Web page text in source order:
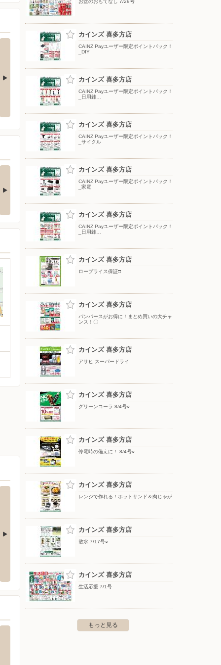
夏のひんやり寝具 ポップアップテント
の酒類合同キャンペ
の酒類合同キャンペーン
催中！ 抽選で最大…
本店
町北町大字藤室字道下84-
下158
お盆のおもてなし 7/29号
カインズ 喜多方店
CAINZ Payユーザー限定ポイントバック！
_DIY
カインズ 喜多方店
CAINZ Payユーザー限定ポイントバック！
_日用雑…
カインズ 喜多方店
CAINZ Payユーザー限定ポイントバック！
_サイクル
カインズ 喜多方店
CAINZ Payユーザー限定ポイントバック！
_家電
カインズ 喜多方店
CAINZ Payユーザー限定ポイントバック！
_日用雑…
カインズ 喜多方店
ロープライス保証□
カインズ 喜多方店
パンパースがお得に！まとめ買いの大チャ
ンス！〇
カインズ 喜多方店
アサヒ スーパードライ
カインズ 喜多方店
グリーンコーラ 8/4号○
カインズ 喜多方店
停電時の備えに！ 8/4号○
カインズ 喜多方店
レンジで作れる！ホットサンド＆肉じゃが
カインズ 喜多方店
散水 7/17号○
カインズ 喜多方店
生活応援 7/1号
もっと見る